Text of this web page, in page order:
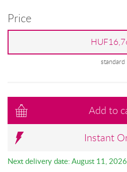
Price
standard
Add to
Instant
Next delivery date: August 11, 2026